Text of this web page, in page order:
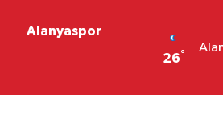
Alanyaspor
26°